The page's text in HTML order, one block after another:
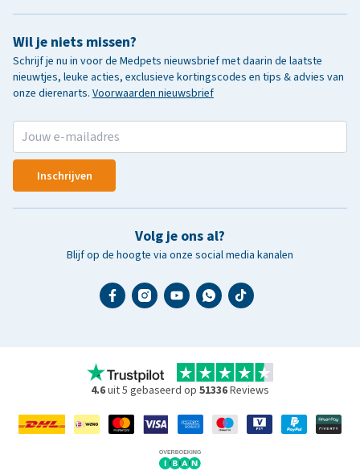
Wil je niets missen?
Schrijf je nu in voor de Medpets nieuwsbrief met daarin de laatste
nieuwtjes, leuke acties, exclusieve kortingscodes en tips & advies van
onze dierenarts. Voorwaarden nieuwsbrief
Inschrijven
Volg je ons al?
Blijf op de hoogte via onze social media kanalen
4.6uit 5 gebaseerd op 51336Reviews